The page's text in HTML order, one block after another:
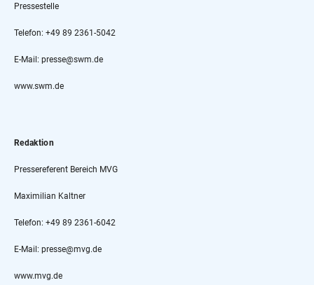
Pressestelle
Telefon: +49 89 2361-5042
E-Mail: presse@swm.de
www.swm.de
Redaktion
Pressereferent Bereich MVG
Maximilian Kaltner
Telefon: +49 89 2361-6042
E-Mail: presse@mvg.de
www.mvg.de